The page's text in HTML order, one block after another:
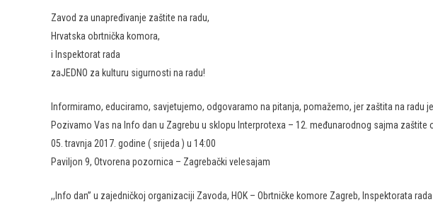
Zavod za unapređivanje zaštite na radu,
Hrvatska obrtnička komora,
i Inspektorat rada
zaJEDNO za kulturu sigurnosti na radu!
Informiramo, educiramo, savjetujemo, odgovaramo na pitanja, pomažemo, jer zaštita na radu
Pozivamo Vas na Info dan u Zagrebu u sklopu Interprotexa – 12. međunarodnog sajma zaštite
05. travnja 2017. godine ( srijeda ) u 14:00
Paviljon 9, Otvorena pozornica – Zagrebački velesajam
,,Info dan” u zajedničkoj organizaciji Zavoda, HOK – Obrtničke komore Zagreb, Inspektorata rada